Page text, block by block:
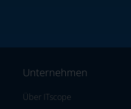
Unternehmen
Über ITscope